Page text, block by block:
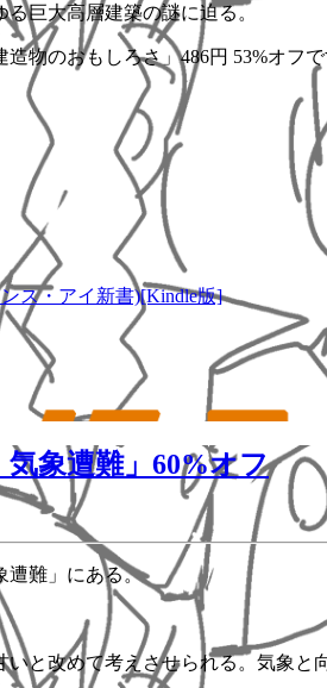
巨大高層建築の謎に迫る。
物のおもしろさ」486円 53%オフで
ス・アイ新書)[Kindle版]
象遭難」60%オフ
遭難」にある。
と改めて考えさせられる。気象と